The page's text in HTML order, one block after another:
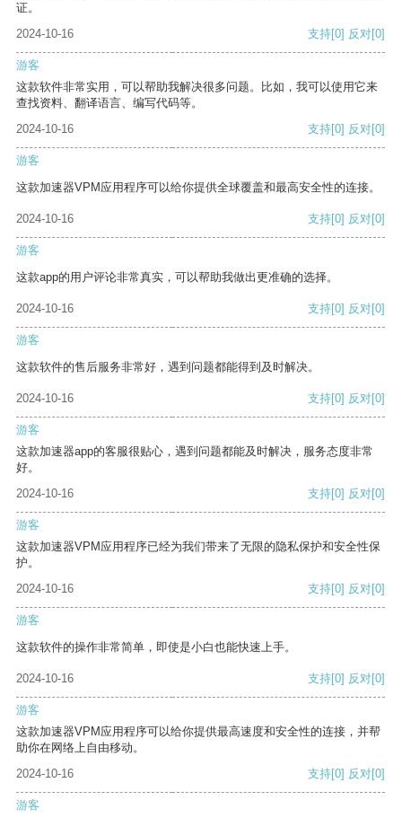
证。
2024-10-16
支持[0] 反对[0]
游客
这款软件非常实用，可以帮助我解决很多问题。比如，我可以使用它来
查找资料、翻译语言、编写代码等。
2024-10-16
支持[0] 反对[0]
游客
这款加速器VPM应用程序可以给你提供全球覆盖和最高安全性的连接。
2024-10-16 支持[0] 反对[0]
游客
这款app的用户评论非常真实，可以帮助我做出更准确的选择。
2024-10-16 支持[0] 反对[0]
游客
这款软件的售后服务非常好，遇到问题都能得到及时解决。
2024-10-16 支持[0] 反对[0]
游客
这款加速器app的客服很贴心，遇到问题都能及时解决，服务态度非常
好。
2024-10-16
支持[0] 反对[0]
游客
这款加速器VPM应用程序已经为我们带来了无限的隐私保护和安全性保
护。
2024-10-16
支持[0] 反对[0]
游客
这款软件的操作非常简单，即使是小白也能快速上手。
2024-10-16 支持[0] 反对[0]
游客
这款加速器VPM应用程序可以给你提供最高速度和安全性的连接，并帮
助你在网络上自由移动。
2024-10-16
支持[0] 反对[0]
游客